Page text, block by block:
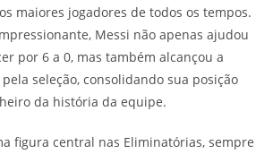
maiores jogadores de todos os tempos.
Messi não apenas ajudou
por 6 a 0, mas também alcançou a
seleção, consolidando sua posição
da história da equipe.
figura central nas Eliminatórias, sempre